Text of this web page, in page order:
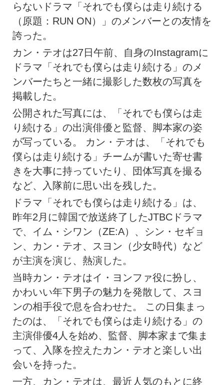
らないドラマ「それでも僕らは走り続ける
（原題：RUN ON）」のメンバーとの友情を
誇った。
カン・テオは27日午前、自身のInstagramに
ドラマ「それでも僕らは走り続ける」のメ
ンバーたちと一緒に撮影した数枚の写真を
掲載した。
公開された写真には、「それでも僕らは走
り続ける」の出演俳優と監督、脚本家の姿
が写っている。 カン・テオは、「それでも
僕らは走り続ける」チームが書いた寄せ書
きを大事に持っていたり、団体写真を撮る
など、入隊前に思い出を残した。
ドラマ「それでも僕らは走り続ける」は、
昨年2月に韓国で放送終了したJTBCドラマ
で、イム・シワン（ZE:A）、シン・セギョ
ン、カン・テオ、スヨン（少女時代）など
が主演を演じ、熱演した。
当時カン・テオはイ・ヨンファ役に扮し、
かわいい年下男子の魅力を発散して、スヨ
ンの相手役で息を合わせた。 この日集まっ
たのは、「それでも僕らは走り続ける」の
主演俳優4人を始め、監督、脚本家まで集ま
って、入隊を控えたカン・テオと楽しい出
会いを持った。
一方、カン・テオは、最近人気のもとに終